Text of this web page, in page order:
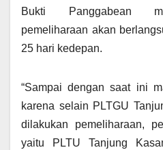
Bukti Panggabean
pemeliharaan akan
25 hari kedepan.
“Sampai dengan saat ini
karena selain PLTGU
dilakukan pemeliharaan,
yaitu PLTU Tanjung